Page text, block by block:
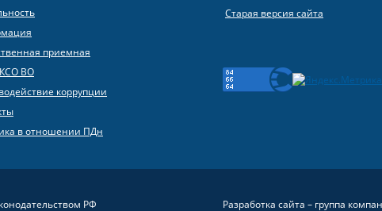
приемная
ВО
коррупции
в отношении ПДн
Старая версия сайта
РФ Разработка сайта – группа